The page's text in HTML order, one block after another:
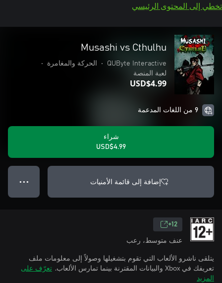
تخطي إلى المحتوى الرئيسي
Musashi vs Cthulhu
QUByte Interactive
• الحركة والمغامرة
•
لعبة المنصة
USD$4.99
9 من اللغات المدعمة
شراء
USD$4.99
إضافة إلى قائمة الأمنيات ● ● ●
12+
عنف متوسط، رعب
يتلقى ناشرو الألعاب التي تقوم بتشغيلها وصولاً إلى معلومات ملف
تعريفك في Xbox والبيانات المقترنة بينما تمارس الألعاب.
تعرّف على
المزيد